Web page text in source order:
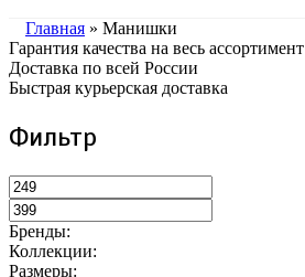
Главная » Манишки
Гарантия качества на весь ассортимент
Доставка по всей России
Быстрая курьерская доставка
Фильтр
Бренды:
Коллекции:
Размеры: